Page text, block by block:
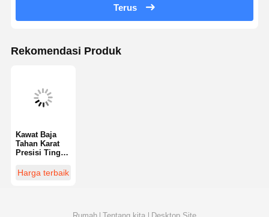
Kasus
Chat
Sekarang
kasa sablon
Pisau Squeegee Sablon
Etching Resist Tinta
Bahan Sablon
Terus
Rekomendasi Produk
Kawat Baja
Tahan Karat
Presisi Tinggi
Tahan Lama
Tinggi
Harga terbaik